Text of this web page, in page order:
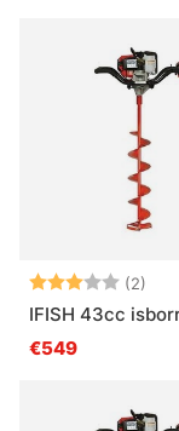
Arvio: (2)
IFISH 43cc
€549